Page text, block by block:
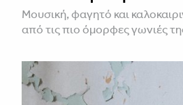
Μουσική, φαγητό και
από τις πιο όμορφες γωνιές